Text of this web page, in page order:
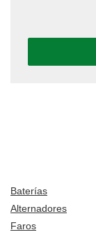
Baterías
Alternadores
Faros